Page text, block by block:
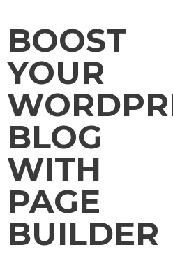
BOOST
YOUR
BLOG
WITH
PAGE
BUILDER